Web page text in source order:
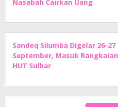
Nasabah Cairkan Uang
Sandeq Silumba Digelar 26-27
September, Masuk Rangkaian
HUT Sulbar